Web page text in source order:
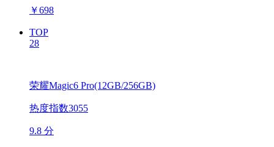
￥698
TOP
28
荣耀Magic6 Pro(12GB/256GB)
热度指数3055
9.8 分